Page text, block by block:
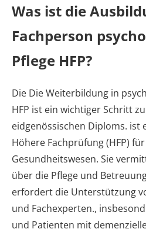
Was ist die
Fachperson
Pflege HFP?
Die Die Weiterbildung in
HFP ist ein wichtiger Schritt
eidgenössischen Diploms. ist
Höhere Fachprüfung (HFP)
Gesundheitswesen. Sie
über die Pflege und
erfordert die Unterstützung
und Fachexperten.,
und Patienten mit